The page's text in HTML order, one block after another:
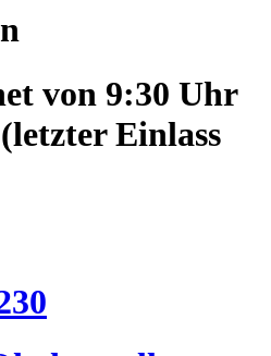
von 9:30 Uhr
Einlass